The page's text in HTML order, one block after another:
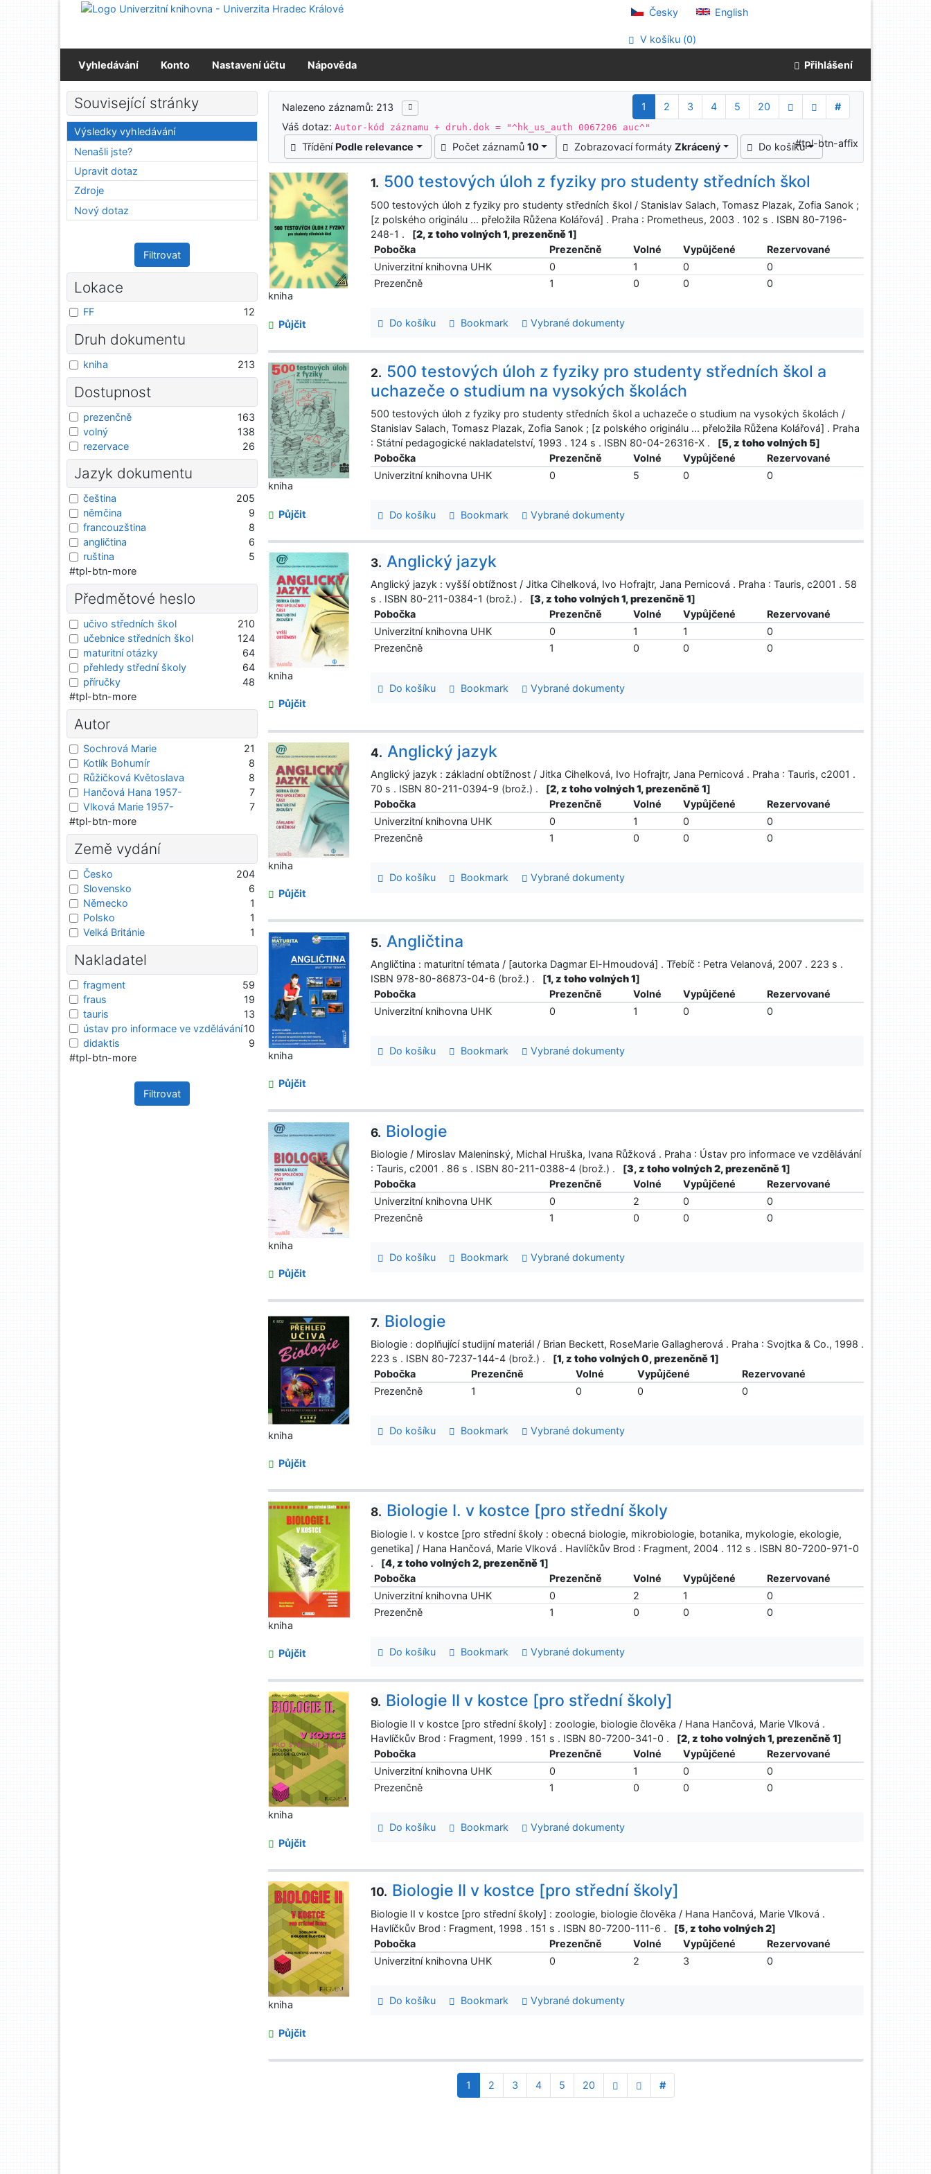
Přejít na obsah
Česky English
V košíku (0)
Vyhledávání Konto Nastavení účtu Nápověda Přihlášení
Výsledky vyhledávání
Nalezeno záznamů: 213 1 2 3 4 5 20
#
Váš dotaz:Autor-kód záznamu + druh.dok = "^hk_us_auth 0067206 auc^"
Třídění Podle relevance Počet záznamů 10 Zobrazovací formáty Zkrácený Do košíku#tpl-btn-affix
1. 500 testových úloh z fyziky pro studenty středních škol
500 testových úloh z fyziky pro studenty středních škol / Stanislav Salach, Tomasz Plazak, Zofia Sanok ;
[z polského originálu ... přeložila Růžena Kolářová] . Praha : Prometheus, 2003 . 102 s . ISBN 80-7196-
248-1 .
[2, z toho volných 1, prezenčně 1]
Pobočka
Prezenčně Volné Vypůjčené
Rezervované
Univerzitní knihovna UHK
0 1 0
0
Prezenčně
1 0 0 0
Do košíku Bookmark Vybrané dokumenty
kniha
Půjčit
2. 500 testových úloh z fyziky pro studenty středních škol a
uchazeče o studium na vysokých školách
500 testových úloh z fyziky pro studenty středních škol a uchazeče o studium na vysokých školách /
Stanislav Salach, Tomasz Plazak, Zofia Sanok ; [z polského originálu ... přeložila Růžena Kolářová] . Praha
: Státní pedagogické nakladatelství, 1993 . 124 s . ISBN 80-04-26316-X .
[5, z toho volných 5]
Pobočka
Prezenčně Volné Vypůjčené
Rezervované
Univerzitní knihovna UHK
0 5 0 0
Do košíku Bookmark Vybrané dokumenty
kniha
Půjčit
3. Anglický jazyk
Anglický jazyk : vyšší obtížnost / Jitka Cihelková, Ivo Hofrajtr, Jana Pernicová . Praha : Tauris, c2001 . 58
s . ISBN 80-211-0384-1 (brož.) .
[3, z toho volných 1, prezenčně 1]
Pobočka
Prezenčně Volné Vypůjčené
Rezervované
Univerzitní knihovna UHK
0 1 1
0
Prezenčně
1 0 0 0
Do košíku Bookmark Vybrané dokumenty
kniha
Půjčit
4. Anglický jazyk
Anglický jazyk : základní obtížnost / Jitka Cihelková, Ivo Hofrajtr, Jana Pernicová . Praha : Tauris, c2001 .
70 s . ISBN 80-211-0394-9 (brož.) .
[2, z toho volných 1, prezenčně 1]
Pobočka
Prezenčně Volné Vypůjčené
Rezervované
Univerzitní knihovna UHK
0 1 0
0
Prezenčně
1 0 0 0
Do košíku Bookmark Vybrané dokumenty
kniha
Půjčit
5. Angličtina
Angličtina : maturitní témata / [autorka Dagmar El-Hmoudová] . Třebíč : Petra Velanová, 2007 . 223 s .
ISBN 978-80-86873-04-6 (brož.) .
[1, z toho volných 1]
Pobočka
Prezenčně Volné Vypůjčené
Rezervované
Univerzitní knihovna UHK
0 1 0 0
Do košíku Bookmark Vybrané dokumenty
kniha
Půjčit
6. Biologie
Biologie / Miroslav Maleninský, Michal Hruška, Ivana Růžková . Praha : Ústav pro informace ve vzdělávání
: Tauris, c2001 . 86 s . ISBN 80-211-0388-4 (brož.) .
[3, z toho volných 2, prezenčně 1]
Pobočka
Prezenčně Volné Vypůjčené
Rezervované
Univerzitní knihovna UHK
0 2 0
0
Prezenčně
1 0 0 0
Do košíku Bookmark Vybrané dokumenty
kniha
Půjčit
7. Biologie
Biologie : doplňující studijní materiál / Brian Beckett, RoseMarie Gallagherová . Praha : Svojtka & Co., 1998 .
223 s . ISBN 80-7237-144-4 (brož.) .
[1, z toho volných 0, prezenčně 1]
Pobočka
Prezenčně Volné Vypůjčené
Rezervované
Prezenčně
1 0 0 0
Do košíku Bookmark Vybrané dokumenty
kniha
Půjčit
8. Biologie I. v kostce [pro střední školy
Biologie I. v kostce [pro střední školy : obecná biologie, mikrobiologie, botanika, mykologie, ekologie,
genetika] / Hana Hančová, Marie Vlková . Havlíčkův Brod : Fragment, 2004 . 112 s . ISBN 80-7200-971-0
.
[4, z toho volných 2, prezenčně 1]
Pobočka
Prezenčně Volné Vypůjčené
Rezervované
Univerzitní knihovna UHK
0 2 1
0
Prezenčně
1 0 0 0
Do košíku Bookmark Vybrané dokumenty
kniha
Půjčit
9. Biologie II v kostce [pro střední školy]
Biologie II v kostce [pro střední školy] : zoologie, biologie člověka / Hana Hančová, Marie Vlková .
Havlíčkův Brod : Fragment, 1999 . 151 s . ISBN 80-7200-341-0 .
[2, z toho volných 1, prezenčně 1]
Pobočka
Prezenčně Volné Vypůjčené
Rezervované
Univerzitní knihovna UHK
0 1 0
0
Prezenčně
1 0 0 0
Do košíku Bookmark Vybrané dokumenty
kniha
Půjčit
10. Biologie II v kostce [pro střední školy]
Biologie II v kostce [pro střední školy] : zoologie, biologie člověka / Hana Hančová, Marie Vlková .
Havlíčkův Brod : Fragment, 1998 . 151 s . ISBN 80-7200-111-6 .
[5, z toho volných 2]
Pobočka
Prezenčně Volné Vypůjčené
Rezervované
Univerzitní knihovna UHK
0 2 3 0
Do košíku Bookmark Vybrané dokumenty
kniha
Půjčit
1 2 3 4 5 20 #
Související stránky
Výsledky vyhledávání
Nenašli jste?
Upravit dotaz
Zdroje
Nový dotaz
Filtrovat
Lokace
FF 12
Druh dokumentu
kniha 213
Dostupnost
prezenčně
163
volný
138
rezervace
26
Jazyk dokumentu
čeština
205
němčina
9
francouzština
8
angličtina
6
ruština
5
#tpl-btn-more
Předmětové heslo
učivo středních škol
210
učebnice středních škol
124
maturitní otázky
64
přehledy střední školy
64
příručky
48
#tpl-btn-more
Autor
Sochrová Marie
21
Kotlík Bohumír
8
Růžičková Květoslava
8
Hančová Hana 1957-
7
Vlková Marie 1957-
7
#tpl-btn-more
Země vydání
Česko
204
Slovensko
6
Německo
1
Polsko
1
Velká Británie
1
Nakladatel
fragment
59
fraus
19
tauris
13
ústav pro informace ve vzdělávání10
didaktis
9
#tpl-btn-more
Filtrovat